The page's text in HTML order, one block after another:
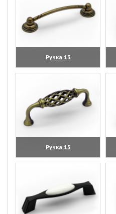
Ручка 13
(увеличить)
Ручка 15
(увеличить)